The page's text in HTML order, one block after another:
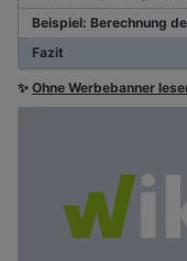
Beispiel: Berechnung
Fazit
✨ Ohne Werbebanner